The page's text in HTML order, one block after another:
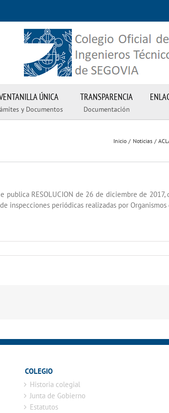
ÚNICA
y Documentos
TRANSPARENCIA
Documentación
Inicio Noticias
publica RESOLUCION de 26 de diciembre de
inspecciones periódicas realizadas por Organismos
COLEGIO
Historia colegial
Junta de Gobierno
Estatutos